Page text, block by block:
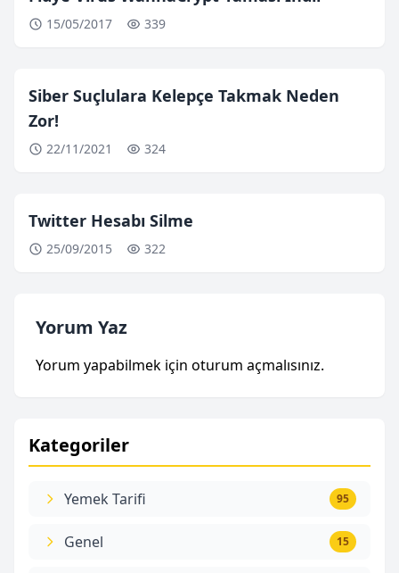
Kategoriler
Yemek Tarifi 95
Genel 15
15/05/2017 339
Siber Suçlulara Kelepçe Takmak Neden
Zor!
22/11/2021 324
Twitter Hesabı Silme
25/09/2015 322
Yorum Yaz
Yorum yapabilmek için oturum açmalısınız.